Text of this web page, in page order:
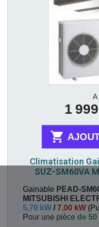
A
1

Climatisation
SUZ-SM60VA
Gainable PEAD-
MITSUBISHI
5,70 kW /7,00 kW (
Pour une pièce de 50